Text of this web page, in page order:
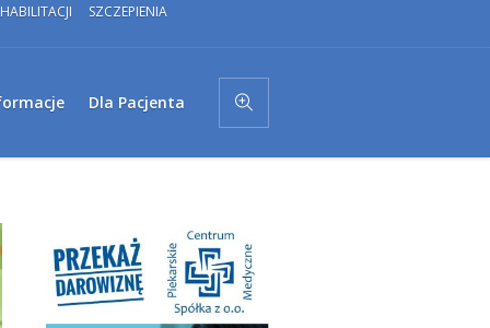
SZCZEPIENIA
Dla Pacjenta